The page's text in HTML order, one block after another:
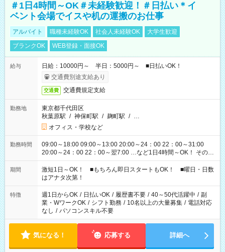
＃1日4時間～OK＃未経験歓迎！＃日払い＊イ
ベント会場でイスや机の運搬のお仕事
アルバイト 職種未経験OK 社会人未経験OK
大学生歓迎
ブランクOK
WEB登録・面接OK
給与
日給：10000円～ 半日：5000円～ ■日払いOK！
交通費別途支給あり
交通費 交通費規定支給
勤務地
東京都千代田区
秋葉原駅 / 神保町駅 / 麹町駅 / …
オフィス・学校など
勤務時間
09:00～18:00 09:00～13:00 20:00～24：00 22：00～31:00
20:00～24：00 22：00～翌7:00 …など1日4時間～OK！ その他
シフトもございます！ お気軽にご相談ください！
期間
激短1日～OK！ ■もちろん即日スタートもOK！ ■曜日・日数
はアナタ次第！
特徴 週1日からOK / 日払いOK / 履歴書不要 / 40～50代活躍中 / 副
業・WワークOK / シフト勤務 / 10名以上の大量募集 / 電話対応
なし / パソコンスキル不要
気になる！ 応募する 詳細へ